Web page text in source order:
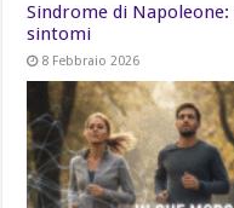
Sindrome di
sintomi
8 Febbraio 2026